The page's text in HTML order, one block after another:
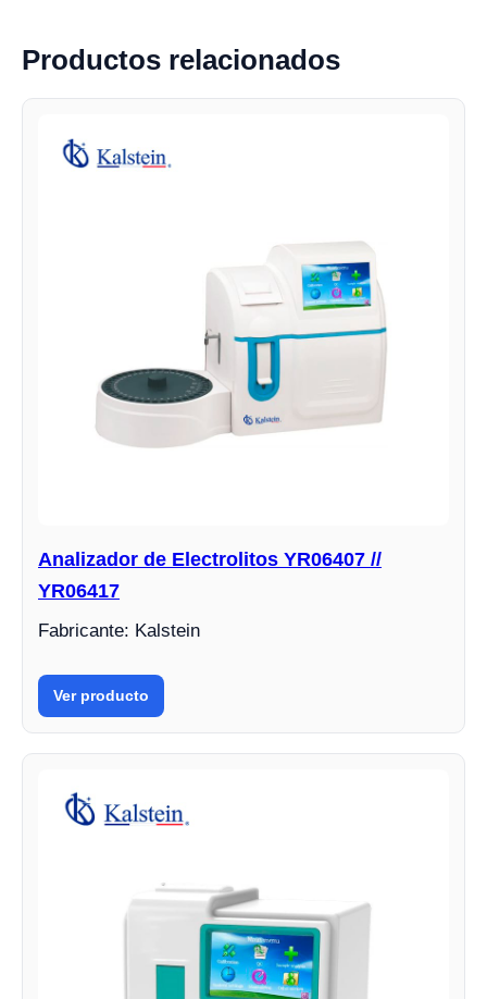
Productos relacionados
Analizador de Electrolitos YR06407 //
YR06417
Fabricante: Kalstein
Ver producto